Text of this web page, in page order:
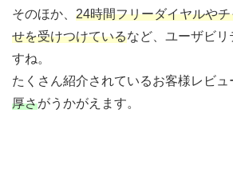
そのほか、 24時間フリーダイヤルや
せを受けつけているなど、ユーザビ
すね。
たくさん紹介されているお客様レビュ
厚さがうかがえます。